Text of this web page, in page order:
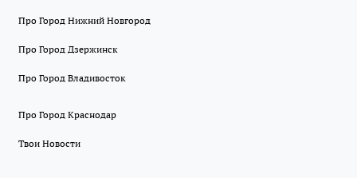
Про Город Нижний Новгород
Про Город Дзержинск
Про Город Владивосток
Про Город Краснодар
Твои Новости